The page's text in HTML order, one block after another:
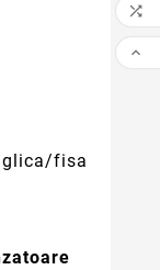
fisa

